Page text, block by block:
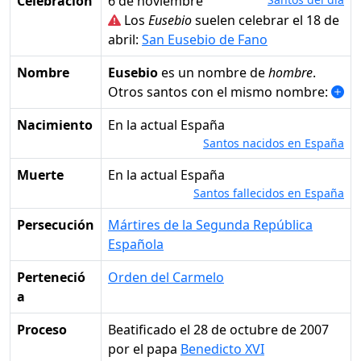
Los Eusebiosuelen celebrar el 18 de
abril: San Eusebio de Fano
Nombre
Eusebioes un nombre dehombre.
Otros santos con el mismo nombre:
Nacimiento
en la actual España
Santos nacidos en España
Muerte en la actual España
Santos fallecidos en España
Persecución
Mártires de la Segunda República
Española
Perteneció
a
Orden del Carmelo
Proceso
Beatificado el 28 de octubre de 2007
por el papa Benedicto XVI